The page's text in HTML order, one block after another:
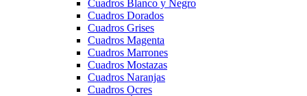
Cuadros Blanco y Negro
Cuadros Dorados
Cuadros Grises
Cuadros Magenta
Cuadros Marrones
Cuadros Mostazas
Cuadros Naranjas
Cuadros Ocres